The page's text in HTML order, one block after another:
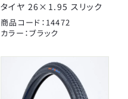
タイヤ 26×1.95 スリック
商品コード：14472
カラー：ブラック